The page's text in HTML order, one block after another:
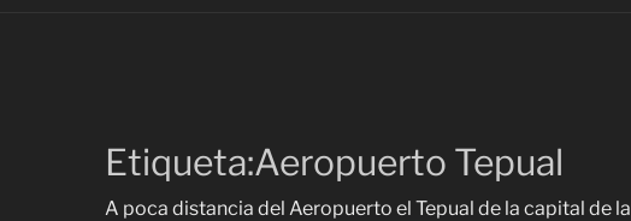
Etiqueta:Aeropuerto Tepual
A poca distancia del Aeropuerto el Tepual de la capital de